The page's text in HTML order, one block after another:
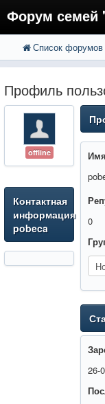
Форум семей
FAQ
Регистрация
Вход
Список форумов
Профиль
offline
Контактная
информация
pobeca
0
26-